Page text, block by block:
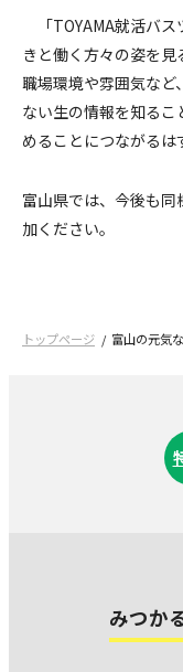
「TOYAMA就活バス
きと働く方々の姿を
職場環境や雰囲気など
ない生の情報を知る
めることにつながるは
富山県では、今後も
加ください。
トップページ 富山の元気
みつか